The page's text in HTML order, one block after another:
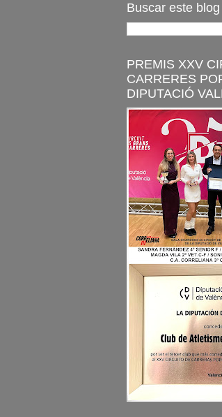
Buscar este blog
PREMIS XXV
CARRERES
DIPUTACIÓ